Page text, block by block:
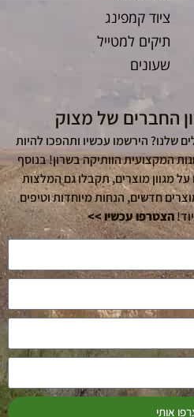
ציוד קמפינג
תיקים למטייל
שעונים
החברים של מצוק
שלנו? הירשמו עכשיו ותהפכו להיות
המקצועית הוותיקה בשרון! בנוסף
על מגוון מוצרים, תקבלו גם המלצות
חדשים, הנחות מיוחדות וטיפים
הצטרפו עכשיו >>
אותי